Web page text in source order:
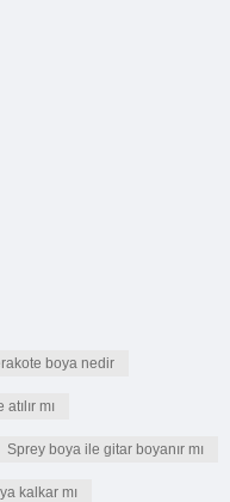
boya nedir
mı
Sprey boya ile gitar boyanır mı
kalkar mı